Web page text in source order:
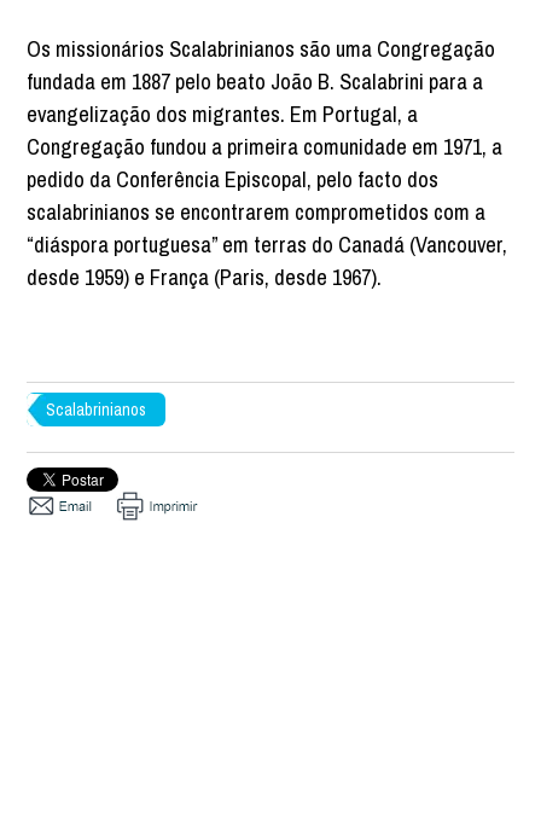
Os missionários Scalabrinianos são uma Congregação
fundada em 1887 pelo beato João B. Scalabrini para a
evangelização dos migrantes. Em Portugal, a
Congregação fundou a primeira comunidade em 1971, a
pedido da Conferência Episcopal, pelo facto dos
scalabrinianos se encontrarem comprometidos com a
“diáspora portuguesa” em terras do Canadá (Vancouver,
desde 1959) e França (Paris, desde 1967).
Scalabrinianos